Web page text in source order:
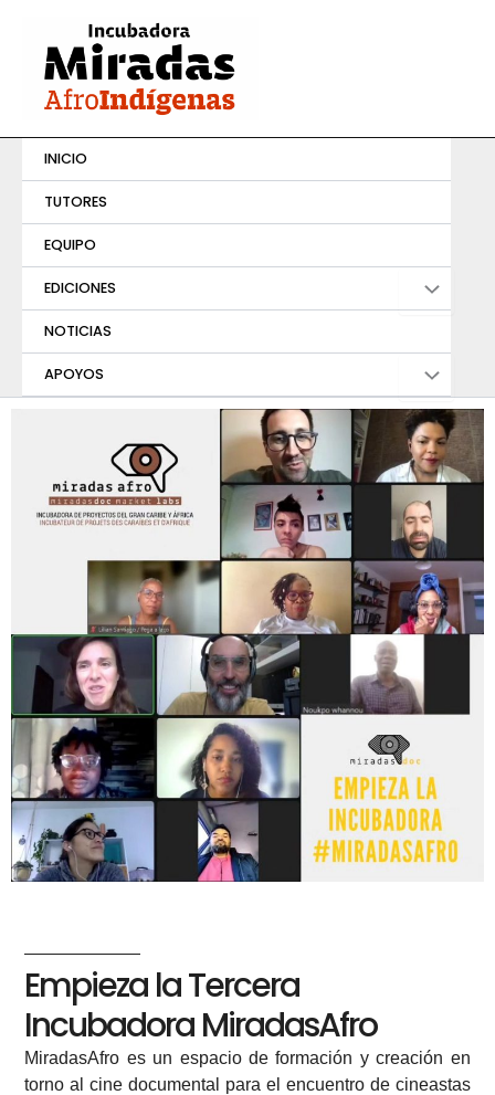
contenido
INICIO
TUTORES
EQUIPO
EDICIONES
NOTICIAS
APOYOS
Empieza la Tercera
Incubadora MiradasAfro
MiradasAfro es un espacio de formación y creación en
torno al cine documental para el encuentro de cineastas